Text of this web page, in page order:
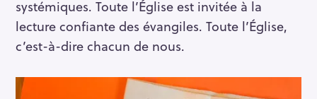
systémiques. Toute l’Église est invitée à la
lecture confiante des évangiles. Toute l’Église,
c’est-à-dire chacun de nous.